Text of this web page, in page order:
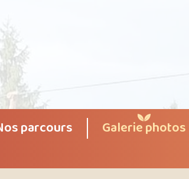
parcours Galerie photos